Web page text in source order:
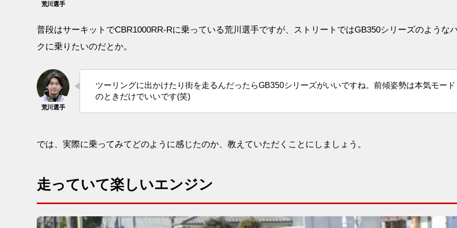
普段はサーキットでCBR1000RR-Rに乗っている荒川選手ですが、ストリートではGB350シリーズのような
クに乗りたいのだとか。
ツーリングに出かけたり街を走るんだったらGB350シリーズがいいですね。前傾姿勢は本気モード
のときだけでいいです(笑)
では、実際に乗ってみてどのように感じたのか、教えていただくことにしましょう。
走っていて楽しいエンジン